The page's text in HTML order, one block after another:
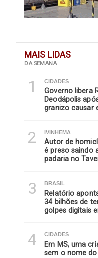
MAIS LIDAS
DA SEMANA
1 CIDADES
Governo libera
Deodápolis
granizo causar
2 IVINHEMA
Autor de
é preso saindo
padaria no
3 BRASIL
Relatório
34 bilhões de
golpes digitais
4 CIDADES
Em MS, uma
sem o nome